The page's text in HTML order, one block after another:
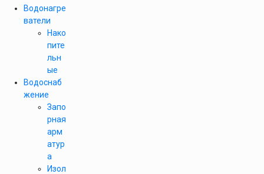
Водонагре
ватели
Нако
пите
льн
ые
Водоснаб
жение
Запо
рная
арм
атур
а
Изол